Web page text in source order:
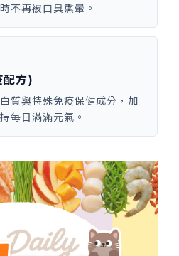
不再被口臭熏暈。
方)
質與特殊免疫保健成分，加
每日滿滿元氣。